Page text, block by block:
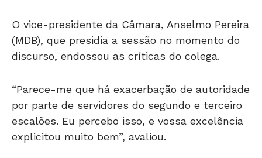
O vice-presidente da Câmara, Anselmo Pereira
(MDB), que presidia a sessão no momento do
discurso, endossou as críticas do colega.
“Parece-me que há exacerbação de autoridade
por parte de servidores do segundo e terceiro
escalões. Eu percebo isso, e vossa excelência
explicitou muito bem”, avaliou.